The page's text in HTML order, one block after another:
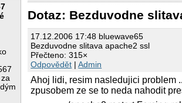
Dotaz: Bezduvodne
17.12.2006 17:48 bluewave65
Bezduvodne slitava apache2 ssl
Přečteno: 315×
Odpovědět |Admin
Ahoj lidi, resim nasledujici problem
zpusobem ze se to neda nahodit